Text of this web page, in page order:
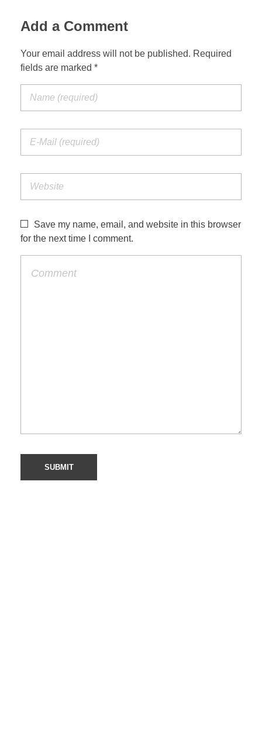
Add a Comment
Your email address will not be published. Required
fields are marked *
Save my name, email, and website in this browser
for the next time I comment.